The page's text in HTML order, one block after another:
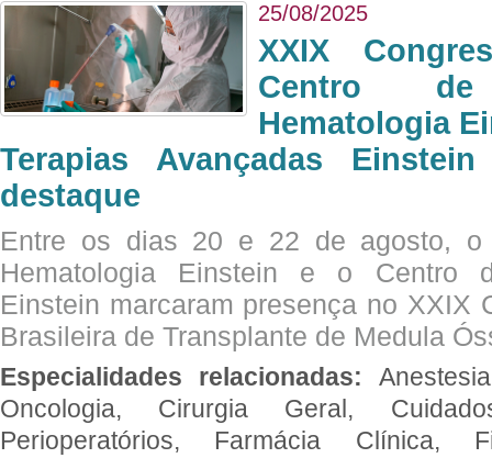
25/08/2025
XXIX
Centro
Hematologia
Terapias Avançadas
destaque
Entre os dias 20 e 22 de agosto, o
Hematologia Einstein e o Centro
Einstein marcaram presença no XXIX
Brasileira de Transplante de Medula
Especialidades relacionadas:
Oncologia, Cirurgia Geral,
Perioperatórios, Farmácia Clínica,